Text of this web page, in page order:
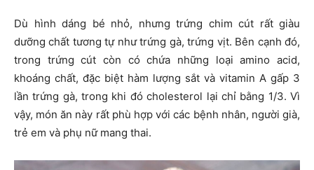
Dù hình dáng bé nhỏ, nhưng trứng chim cút rất giàu
dưỡng chất tương tự như trứng gà, trứng vịt. Bên cạnh đó,
trong trứng cút còn có chứa những loại amino acid,
khoáng chất, đặc biệt hàm lượng sắt và vitamin A gấp 3
lần trứng gà, trong khi đó cholesterol lại chỉ bằng 1/3. Vì
vậy, món ăn này rất phù hợp với các bệnh nhân, người già,
trẻ em và phụ nữ mang thai.